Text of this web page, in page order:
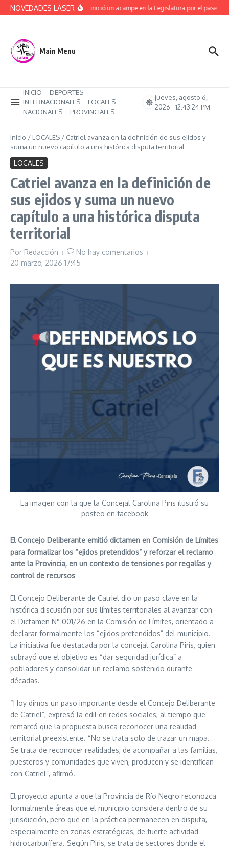
Saltar al contenido
NOVEDADES LASERATE ya inició un acampe en la Legislatura por el pase a
Main Menu
INICIO
DEPORTES
INTERNACIONALES
LOCALES
NACIONALES
PROVINCIALES
jueves, agosto 6,
2026
12:43:24 PM
Inicio / LOCALES / Catriel avanza en la definición de sus ejidos y
suma un nuevo capítulo a una histórica disputa territorial
LOCALES
Catriel avanza en la definición de
sus ejidos y suma un nuevo
capítulo a una histórica disputa
territorial
Por Redacción
No hay comentarios
20 marzo, 2026 17:45
La imagen con la que la Concejal Carolina Piris ilustró su
posteo en facebook
El Concejo Deliberante emitió dictamen en Comisión de Límites
para formalizar los “ejidos pretendidos” y reforzar el reclamo
ante la Provincia, en un contexto de tensiones por regalías y
control de recursos
El Concejo Deliberante de Catriel dio un paso clave en la
histórica discusión por sus límites territoriales al avanzar con
el Dictamen N° 001/26 en la Comisión de Límites, orientado a
declarar formalmente los “ejidos pretendidos” del municipio.
La iniciativa fue destacada por la concejal Carolina Piris, quien
subrayó que el objetivo es “dar seguridad jurídica” a
pobladores y consolidar un reclamo sostenido durante
décadas.
“Hoy dimos un paso importante desde el Concejo Deliberante
de Catriel”, expresó la edil en redes sociales, al tiempo que
remarcó que la propuesta busca reconocer una realidad
territorial preexistente. “No se trata solo de trazar un mapa.
Se trata de reconocer realidades, de acompañar a las familias,
puesteros y comunidades que viven, producen y se identifican
con Catriel”, afirmó.
El proyecto apunta a que la Provincia de Río Negro reconozca
formalmente áreas que el municipio considera dentro de su
jurisdicción, pero que en la práctica permanecen en disputa,
especialmente en zonas estratégicas, de fuerte actividad
hidrocarburífera. Según Piris, se trata de sectores donde el